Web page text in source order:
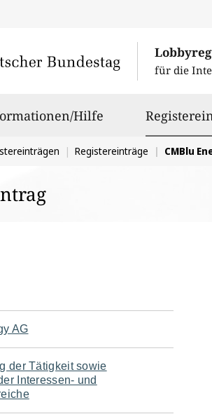
für die
Hilfe
Registereinträge CMBlu
AG
der Tätigkeit sowie
Interessen- und